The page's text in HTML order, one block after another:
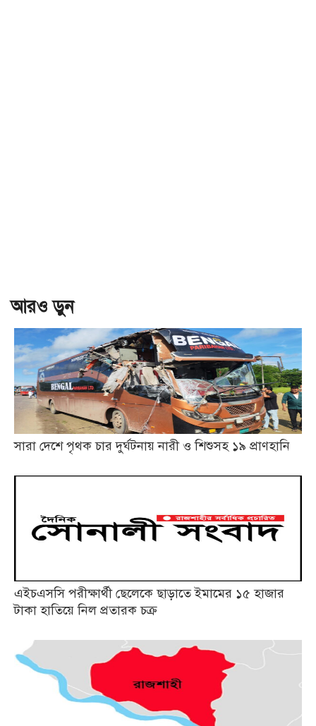
আরও ড়ুন
সারা দেশে পৃথক চার দুর্ঘটনায় নারী ও শিশুসহ ১৯ প্রাণহানি
এইচএসসি পরীক্ষার্থী ছেলেকে ছাড়াতে ইমামের ১৫ হাজার
টাকা হাতিয়ে নিল প্রতারক চক্র